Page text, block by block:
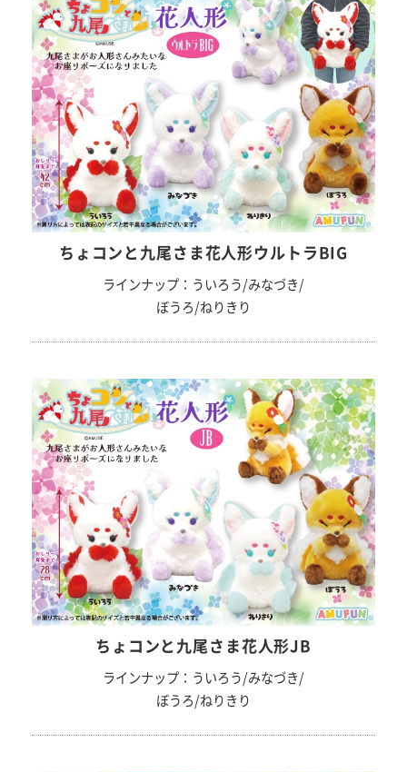
ちょコンと九尾さま花人形ウルトラBIG
ラインナップ：ういろう/みなづき/
ぼうろ/ねりきり
ちょコンと九尾さま花人形JB
ラインナップ：ういろう/みなづき/
ぼうろ/ねりきり